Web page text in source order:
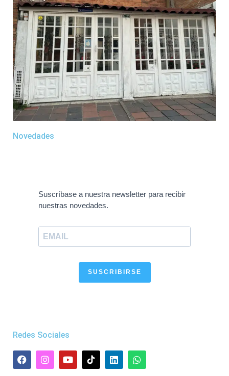
Novedades
Suscríbase a nuestra newsletter para recibir
nuestras novedades.
SUSCRIBIRSE
Redes Sociales
F
a
I
n
Y
o
L
i
W
h